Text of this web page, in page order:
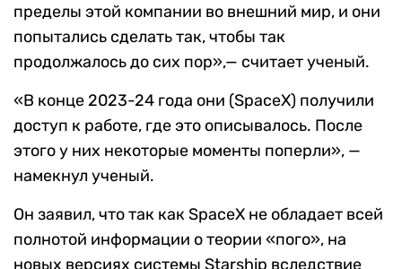
пределы этой компании во внешний мир, и они
попытались сделать так, чтобы так
продолжалось до сих пор»,— считает ученый.
«В конце 2023-24 года они (SpaceX) получили
доступ к работе, где это описывалось. После
этого у них некоторые моменты поперли», —
намекнул ученый.
Он заявил, что так как SpaceX не обладает всей
полнотой информации о теории «пого», на
новых версиях системы Starship вследствие